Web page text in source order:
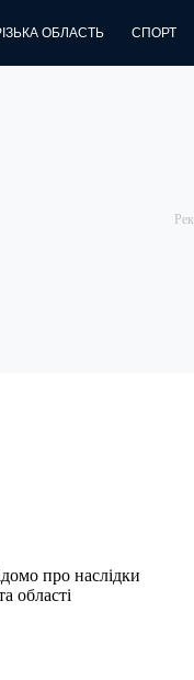
ОБЛАСТЬ СПОРТ
про наслідки
області